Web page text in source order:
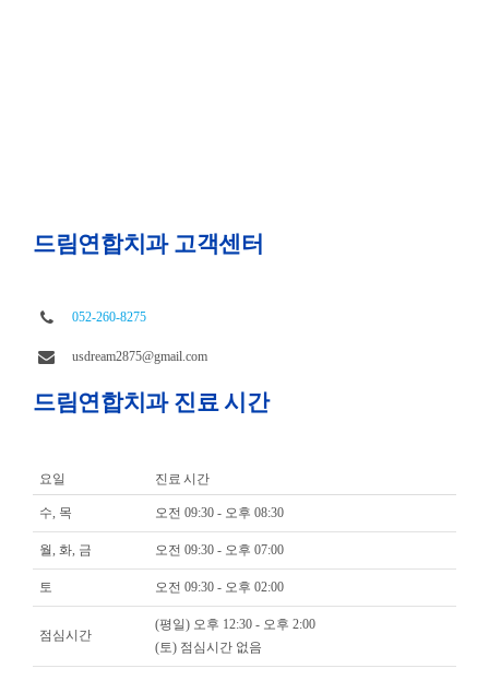
드림연합치과 고객센터
052-260-8275
usdream2875@gmail.com
드림연합치과 진료 시간
요일 진료 시간
수, 목 오전 09:30 - 오후 08:30
월, 화, 금 오전 09:30 - 오후 07:00
토 오전 09:30 - 오후 02:00
점심시간
(평일) 오후 12:30 - 오후 2:00
(토) 점심시간 없음